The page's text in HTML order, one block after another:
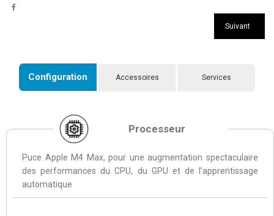
Suivant
Configuration Accessoires Services
Processeur
Puce Apple M4 Max, pour une augmentation spectaculaire
des performances du CPU, du GPU et de l’apprentissage
automatique